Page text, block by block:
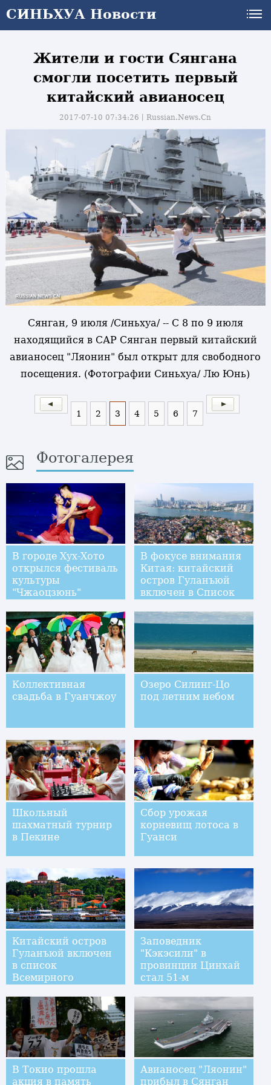
СИНЬХУА Новости
Жители и гости Сянгана
смогли посетить первый
китайский авианосец
2017-07-10 07:34:26丨Russian.News.Cn
Сянган, 9 июля /Синьхуа/ -- С 8 по 9 июля
находящийся в САР Сянган первый китайский
авианосец "Ляонин" был открыт для свободного
посещения. (Фотографии Синьхуа/ Лю Юнь)
1 2 3 4 5 6 7
Фотогалерея
В городе Хух-Хото
открылся фестиваль
культуры
"Чжаоцзюнь"
В фокусе внимания
Китая: китайский
остров Гуланъюй
включен в Список
наследия ЮНЕСКО
Коллективная
свадьба в Гуанчжоу
Озеро Силинг-Цо
под летним небом
Школьный
шахматный турнир
в Пекине
Сбор урожая
корневищ лотоса в
Гуанси
Китайский остров
Гуланъюй включен
в список
Всемирного
Заповедник
"Кэкэсили" в
провинции Цинхай
стал 51-м
объектом в списке
Всемирного
наследия ЮНЕСКО
В Токио прошла
акция в память
Авианосец "Ляонин"
прибыл в Сянган